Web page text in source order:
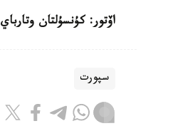
اۆتور: كۇنسۇلتان وتارباي
سپورت